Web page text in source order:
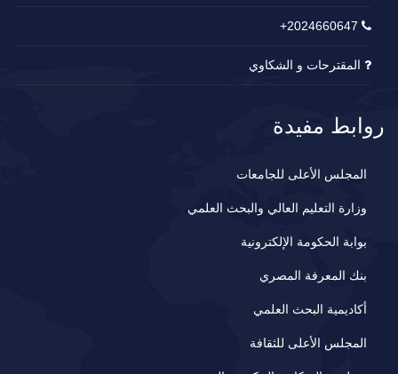
2024660647+
المقترحات و الشكاوي
روابط مفيدة
المجلس الأعلى للجامعات
وزارة التعليم العالي والبحث العلمي
بوابة الحكومة الإلكترونية
بنك المعرفة المصري
أكاديمية البحث العلمي
المجلس الأعلى للثقافة